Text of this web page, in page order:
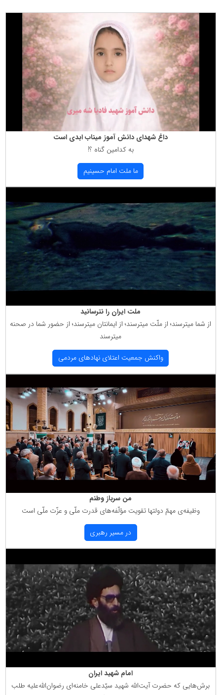
داغ شهدای دانش آموز میناب ابدی است
به كدامین گناه ؟!
ما ملت امام حسینیم
ملت ایران را نترسانید
از شما میترسند؛ از ملّت میترسند؛ از ایمانتان میترسند؛ از حضور شما در صحنه
میترسند
واكنش جمعیت اعتلای نهادهای مردمی
من سرباز وطنم
وظیفه‌ی مهمّ دولتها تقویت مؤلّفه‌های قدرت ملّی و عزّت ملّی است
در مسیر رهبری
امام شهید ایران
برش‌هایی كه حضرت آیت‌الله شهید سیّدعلی خامنه‌ای رضوان‌الله‌علیه طلب